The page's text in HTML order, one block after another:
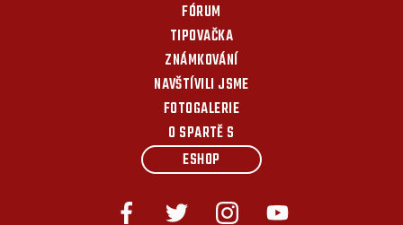
FÓRUM
TIPOVAČKA
ZNÁMKOVÁNÍ
NAVŠTÍVILI JSME
FOTOGALERIE
O SPARTĚ S
ESHOP